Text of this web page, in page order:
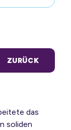
ZURÜCK
das
soliden